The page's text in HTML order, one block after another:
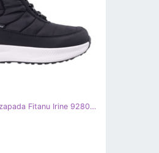
Iguana Cizme de zapada Fitanu Irine 92800622283 negru